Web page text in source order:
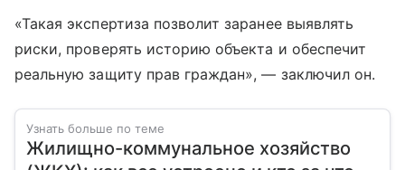
«Такая экспертиза позволит заранее выявлять
риски, проверять историю объекта и обеспечит
реальную защиту прав граждан», — заключил он.
Узнать больше по теме
Жилищно-коммунальное хозяйство